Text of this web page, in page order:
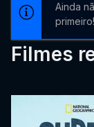
Ainda
primeiro!
Filmes